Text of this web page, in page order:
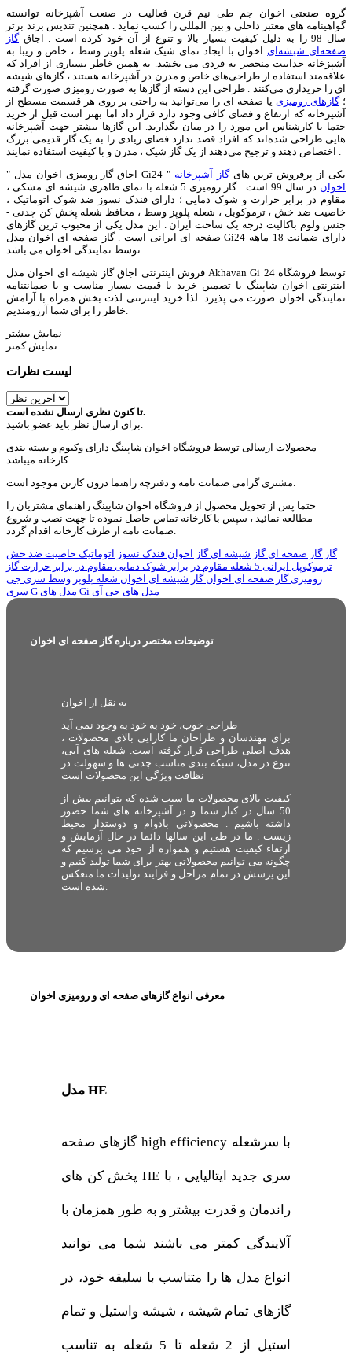
گروه صنعتی اخوان جم طی نیم قرن فعالیت در صنعت آشپزخانه توانسته
گواهینامه های معتبر داخلی و بین المللی را کسب نماید . همچنین تندیس برند برتر
سال 98 را به دلیل کیفیت بسیار بالا و تنوع از آن خود کرده است . اجاق
گاز
صفحه‌ای شیشه‌ایاخوان با ایجاد نمای شیک شعله پلوپز وسط ، خاص و زیبا به
آشپزخانه جذابیت منحصر به فردی می بخشد. به همین خاطر بسیاری از افراد که
علاقه‌مند استفاده از طراحی‌های خاص و مدرن در آشپزخانه هستند ، گازهای شیشه
ای را خریداری می‌کنند . طراحی این دسته از گازها به صورت رومیزی صورت گرفته
؛گازهای رومیزی یا صفحه ای را می‌توانید به راحتی بر روی هر قسمت مسطح از
آشپزخانه که ارتفاع و فضای کافی وجود دارد قرار داد اما بهتر است قبل از خرید
حتما با کارشناس این مورد را در میان بگذارید. این گازها بیشتر جهت آشپزخانه
هایی طراحی شده‌اند که افراد قصد ندارد فضای زیادی را به یک گاز قدیمی بزرگ
اختصاص دهند و ترجیح می‌دهند از یک گاز شیک ، مدرن و با کیفیت استفاده نمایند .
" اجاق گاز رومیزی اخوان مدل Gi24 " یکی از پرفروش ترین هایگاز آشپزخانه
اخوان
در سال 99 است . گاز رومیزی 5 شعله با نمای ظاهری شیشه ای مشکی ،
مقاوم در برابر حرارت و شوک دمایی ؛ دارای فندک نسوز ضد شوک اتوماتیک ،
خاصیت ضد خش ، ترموکوبل ، شعله پلوپز وسط ، محافظ شعله پخش کن چدنی -
جنس ولوم باکالیت درجه یک ساخت ایران . این مدل یکی از محبوب ترین گازهای
صفحه ای ایرانی است . گاز صفحه ای اخوان مدل Gi24 دارای ضمانت 18 ماهه
توسط نمایندگی اخوان می باشد.
فروش اینترنتی اجاق گاز شیشه ای اخوان مدل Akhavan Gi 24 توسط فروشگاه
اینترنتی اخوان شاپینگ با تضمین خرید با قیمت بسیار مناسب و با ضمانتنامه
نمایندگی اخوان صورت می پذیرد. لذا خرید اینترنتی لذت بخش همراه با آرامش
خاطر را برای شما آرزومندیم.
نمایش بیشتر
نمایش کمتر
لیست نظرات
تا کنون نظری ارسال نشده است.
محصولات ارسالی توسط فروشگاه اخوان شاپینگ دارای وکیوم و بسته بندی
کارخانه میباشد .
حتما پس از تحویل محصول از فروشگاه اخوان شاپینگ راهنمای مشتریان را
مطالعه نمائید ، سپس با کارخانه تماس حاصل نموده تا جهت نصب و شروع
گازگاز صفحه ایگاز شیشه ایگاز اخوان فندک نسوز اتوماتیک خاصیت ضد خش
ترموکوپل ایرانی 5 شعله مقاوم در برابر شوک دمایی مقاوم در برابر حرارتگاز
رومیزیگاز صفحه ای اخوانگاز شیشه ای اخوان شعله پلوپز وسط سری جی
سری G
مدل های Gi مدل های جی آی
توضیحات مختصر درباره گاز صفحه ای اخوان
به نقل از اخوان
طراحی خوب، خود به خود به وجود نمی آید
برای مهندسان و طراحان ما کارایی بالای محصولات ،
هدف اصلی طراحی قرار گرفته است. شعله های آبی،
تنوع در مدل، شبکه بندی مناسب چدنی ها و سهولت در
نظافت ویژگی این محصولات است
کیفیت بالای محصولات ما سبب شده که بتوانیم بیش از
50 سال در کنار شما و در آشپزخانه های شما حضور
داشته باشیم . محصولاتی بادوام و دوستدار محیط
زیست . ما در طی این سالها دائما در حال آزمایش و
ارتقاء کیفیت هستیم و همواره از خود می پرسیم که
چگونه می توانیم محصولاتی بهتر برای شما تولید کنیم و
این پرسش در تمام مراحل و فرایند تولیدات ما منعکس
شده است.
معرفی انواع گازهای صفحه ای و رومیزی اخوان
مدل HE
گازهای صفحه high efficiency با سرشعله
پخش کن های HE سری جدید ایتالیایی ، با
راندمان و قدرت بیشتر و به طور همزمان با
آلایندگی کمتر می باشند شما می توانید
انواع مدل ها را متناسب با سلیقه خود، در
گازهای تمام شیشه ، شیشه واستیل و تمام
استیل از 2 شعله تا 5 شعله به تناسب